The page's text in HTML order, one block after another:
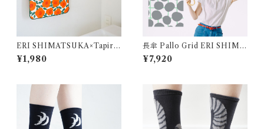
ERI SHIMATSUKA×Tapiro
k フェイスタオル
¥1,980
長傘 Pallo Grid ERI SHIMA
TSUKA
¥7,920